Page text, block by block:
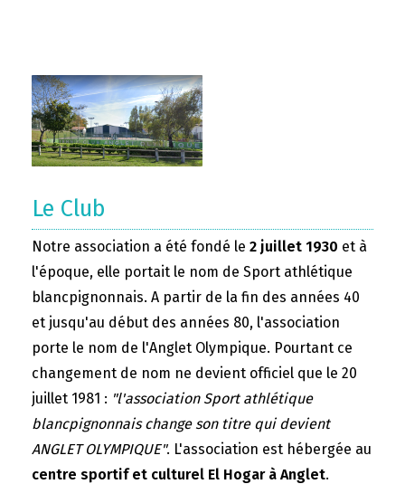
Le Club
Notre association a été fondé le 2 juillet 1930 et à
l'époque, elle portait le nom de Sport athlétique
blancpignonnais. A partir de la fin des années 40
et jusqu'au début des années 80, l'association
porte le nom de l'Anglet Olympique. Pourtant ce
changement de nom ne devient officiel que le 20
juillet 1981 : "l'association Sport athlétique
blancpignonnais change son titre qui devient
ANGLET OLYMPIQUE". L'association est hébergée au
centre sportif et culturel El Hogar à Anglet.